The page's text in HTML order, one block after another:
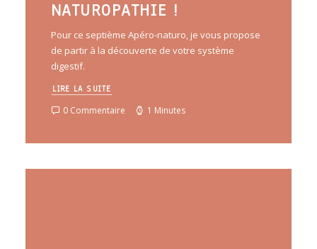
NATUROPATHIE !
Pour ce septième Apéro-naturo, je vous propose
de partir à la découverte de votre système
digestif.
LIRE LA SUITE
0 Commentaire 1 Minutes